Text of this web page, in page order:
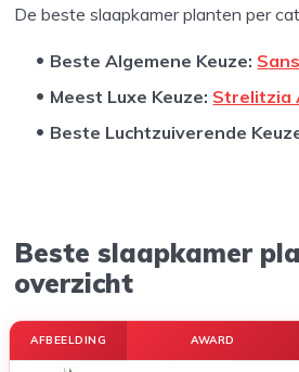
De beste slaapkamer planten per
Beste Algemene Keuze:
Meest Luxe Keuze: Strelitzia
Beste Luchtzuiverende
Beste slaapkamer
overzicht
AFBEELDING AWARD